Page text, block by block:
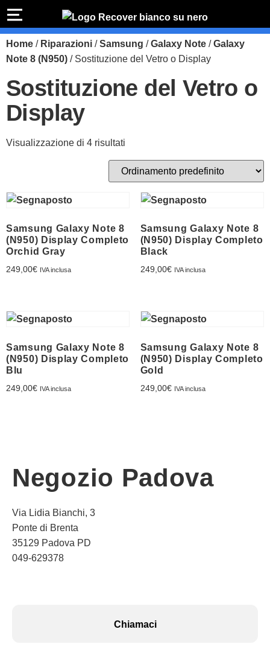
Preventivo online
PREVENTIVO RIPARAZIONE
ACQUISTA IPHONE
Rivenditori B2B
RIVENDITORI B2B
FRANCHISING
Contatti
PADOVA
PREVENTIVO
Preventivo
RIPARAZIONE
IPHONE
schermo
Home / Riparazioni /Samsung /Galaxy Note /Galaxy
Note 8 (N950) / Sostituzione del Vetro o Display
Sostituzione del Vetro o
Display
Visualizzazione di 4 risultati
Samsung Galaxy Note 8
(N950) Display Completo
Orchid Gray
249,00€ IVA inclusa
Samsung Galaxy Note 8
(N950) Display Completo
Black
249,00€ IVA inclusa
Samsung Galaxy Note 8
(N950) Display Completo
Blu
249,00€ IVA inclusa
Samsung Galaxy Note 8
(N950) Display Completo
Gold
249,00€ IVA inclusa
Negozio Padova
Via Lidia Bianchi, 3
Ponte di Brenta
35129 Padova PD
049-629378
Chiamaci